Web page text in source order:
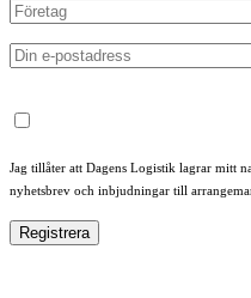
Jag tillåter att Dagens Logistik lagrar mitt
nyhetsbrev och inbjudningar till